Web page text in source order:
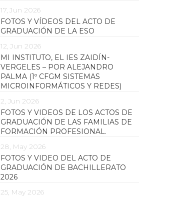
17, Jun 2026
FOTOS Y VÍDEOS DEL ACTO DE
GRADUACIÓN DE LA ESO
12, Jun 2026
MI INSTITUTO, EL IES ZAIDÍN-
VERGELES – POR ALEJANDRO
PALMA (1º CFGM SISTEMAS
MICROINFORMÁTICOS Y REDES)
2, Jun 2026
FOTOS Y VIDEOS DE LOS ACTOS DE
GRADUACIÓN DE LAS FAMILIAS DE
FORMACIÓN PROFESIONAL.
28, May 2026
FOTOS Y VIDEO DEL ACTO DE
GRADUACIÓN DE BACHILLERATO
2026
25, May 2026